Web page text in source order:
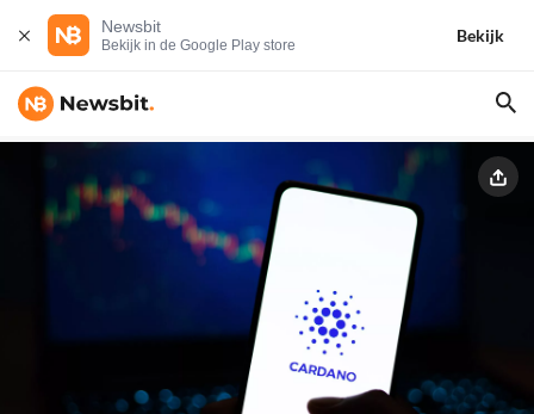
Newsbit
Bekijk in de Google Play store
Bekijk